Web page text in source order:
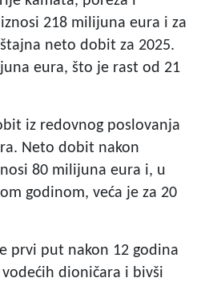
218 milijuna eura i za
neto dobit za 2025.
eura, što je rast od 21
iz redovnog poslovanja
Neto dobit nakon
80 milijuna eura i, u
godinom, veća je za 20
prvi put nakon 12 godina
dioničara i bivši